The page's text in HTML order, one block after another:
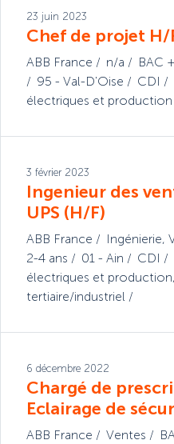
23 juin 2023
Chef de projet H/
ABB France n/a BAC
95 - Val-D'Oise
CDI
électriques et production
3 février 2023
Ingenieur des
UPS (H/F)
ABB France Ingénierie,
2-4 ans
01 - Ain CDI
électriques et production,
tertiaire/industriel
6 décembre 2022
Chargé de
Eclairage de
ABB France Ventes